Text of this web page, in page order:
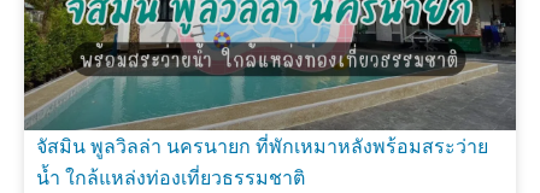
จัสมิน พูลวิลล่า นครนายก ที่พักเหมาหลังพร้อมสระว่าย
น้ำ ใกล้แหล่งท่องเที่ยวธรรมชาติ